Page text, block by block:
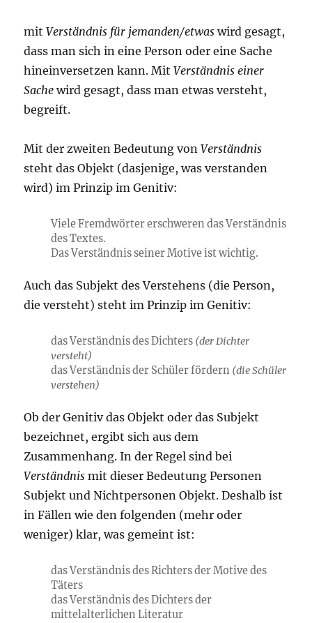
mitVerständnis für jemanden/etwas wird gesagt,
dass man sich in eine Person oder eine Sache
hineinversetzen kann. MitVerständnis einer
Sache wird gesagt, dass man etwas versteht,
begreift.
Mit der zweiten Bedeutung vonVerständnis
steht das Objekt (dasjenige, was verstanden
wird) im Prinzip im Genitiv:
Viele Fremdwörter erschweren das Verständnis
des Textes.
Das Verständnis seiner Motive ist wichtig.
Auch das Subjekt des Verstehens (die Person,
die versteht) steht im Prinzip im Genitiv:
das Verständnis des Dichters (der Dichter
versteht)
das Verständnis der Schüler fördern (die Schüler
verstehen)
Ob der Genitiv das Objekt oder das Subjekt
bezeichnet, ergibt sich aus dem
Zusammenhang. In der Regel sind bei
Verständnis mit dieser Bedeutung Personen
Subjekt und Nichtpersonen Objekt. Deshalb ist
in Fällen wie den folgenden (mehr oder
weniger) klar, was gemeint ist:
das Verständnis des Richters der Motive des
Täters
das Verständnis des Dichters der
mittelalterlichen Literatur